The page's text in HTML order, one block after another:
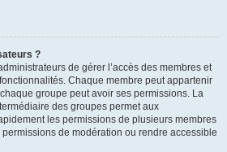
?
de gérer l’accès des membres et
Chaque membre peut appartenir
groupe peut avoir ses permissions. La
des groupes permet aux
les permissions de plusieurs membres
permissions de modération ou rendre accessible